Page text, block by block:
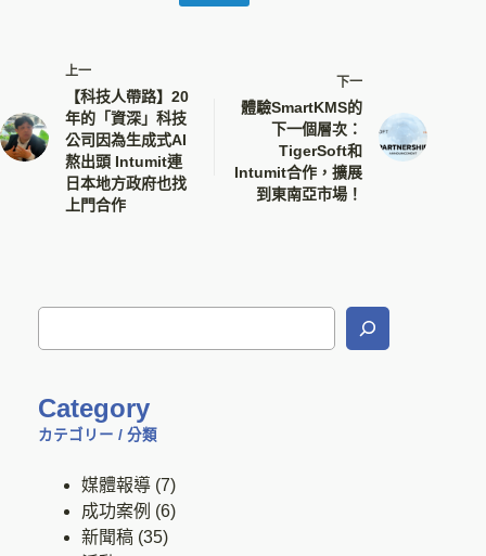
上一
【科技人帶路】20
年的「資深」科技
公司因為生成式AI
熬出頭 Intumit連
日本地方政府也找
上門合作
下一
體驗SmartKMS的
下一個層次：
TigerSoft和
Intumit合作，擴展
到東南亞市場！
Category
カテゴリー / 分類
媒體報導 (7)
成功案例
(6)
新聞稿 (35)